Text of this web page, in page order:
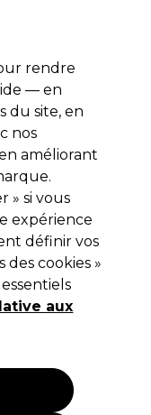
et Matériel
Vitamin C
C
rendre
— en
du site, en
nos
améliorant
» si vous
expérience
définir vos
des cookies »
aux